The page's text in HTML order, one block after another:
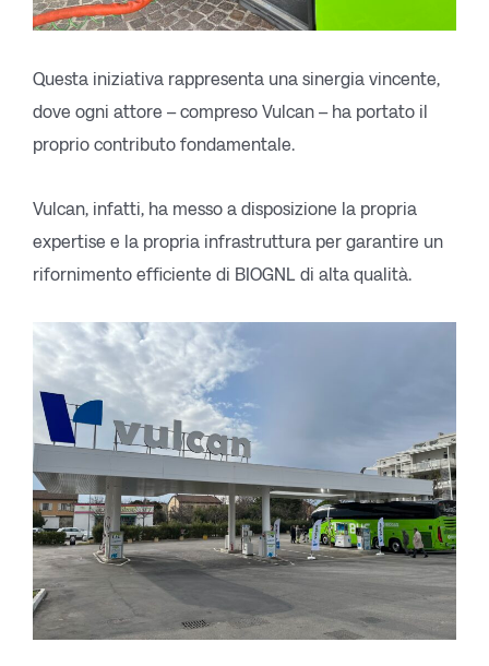
Questa iniziativa rappresenta una sinergia vincente,
dove ogni attore – compreso Vulcan – ha portato il
proprio contributo fondamentale.
Vulcan, infatti, ha messo a disposizione la propria
expertise e la propria infrastruttura per garantire un
rifornimento efficiente di BIOGNL di alta qualità.